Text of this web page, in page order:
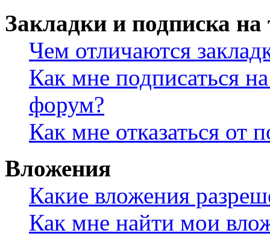
Закладки и подписка
Чем отличаются
Как мне подписаться
форум?
Как мне отказаться от
Вложения
Какие вложения
Как мне найти мои